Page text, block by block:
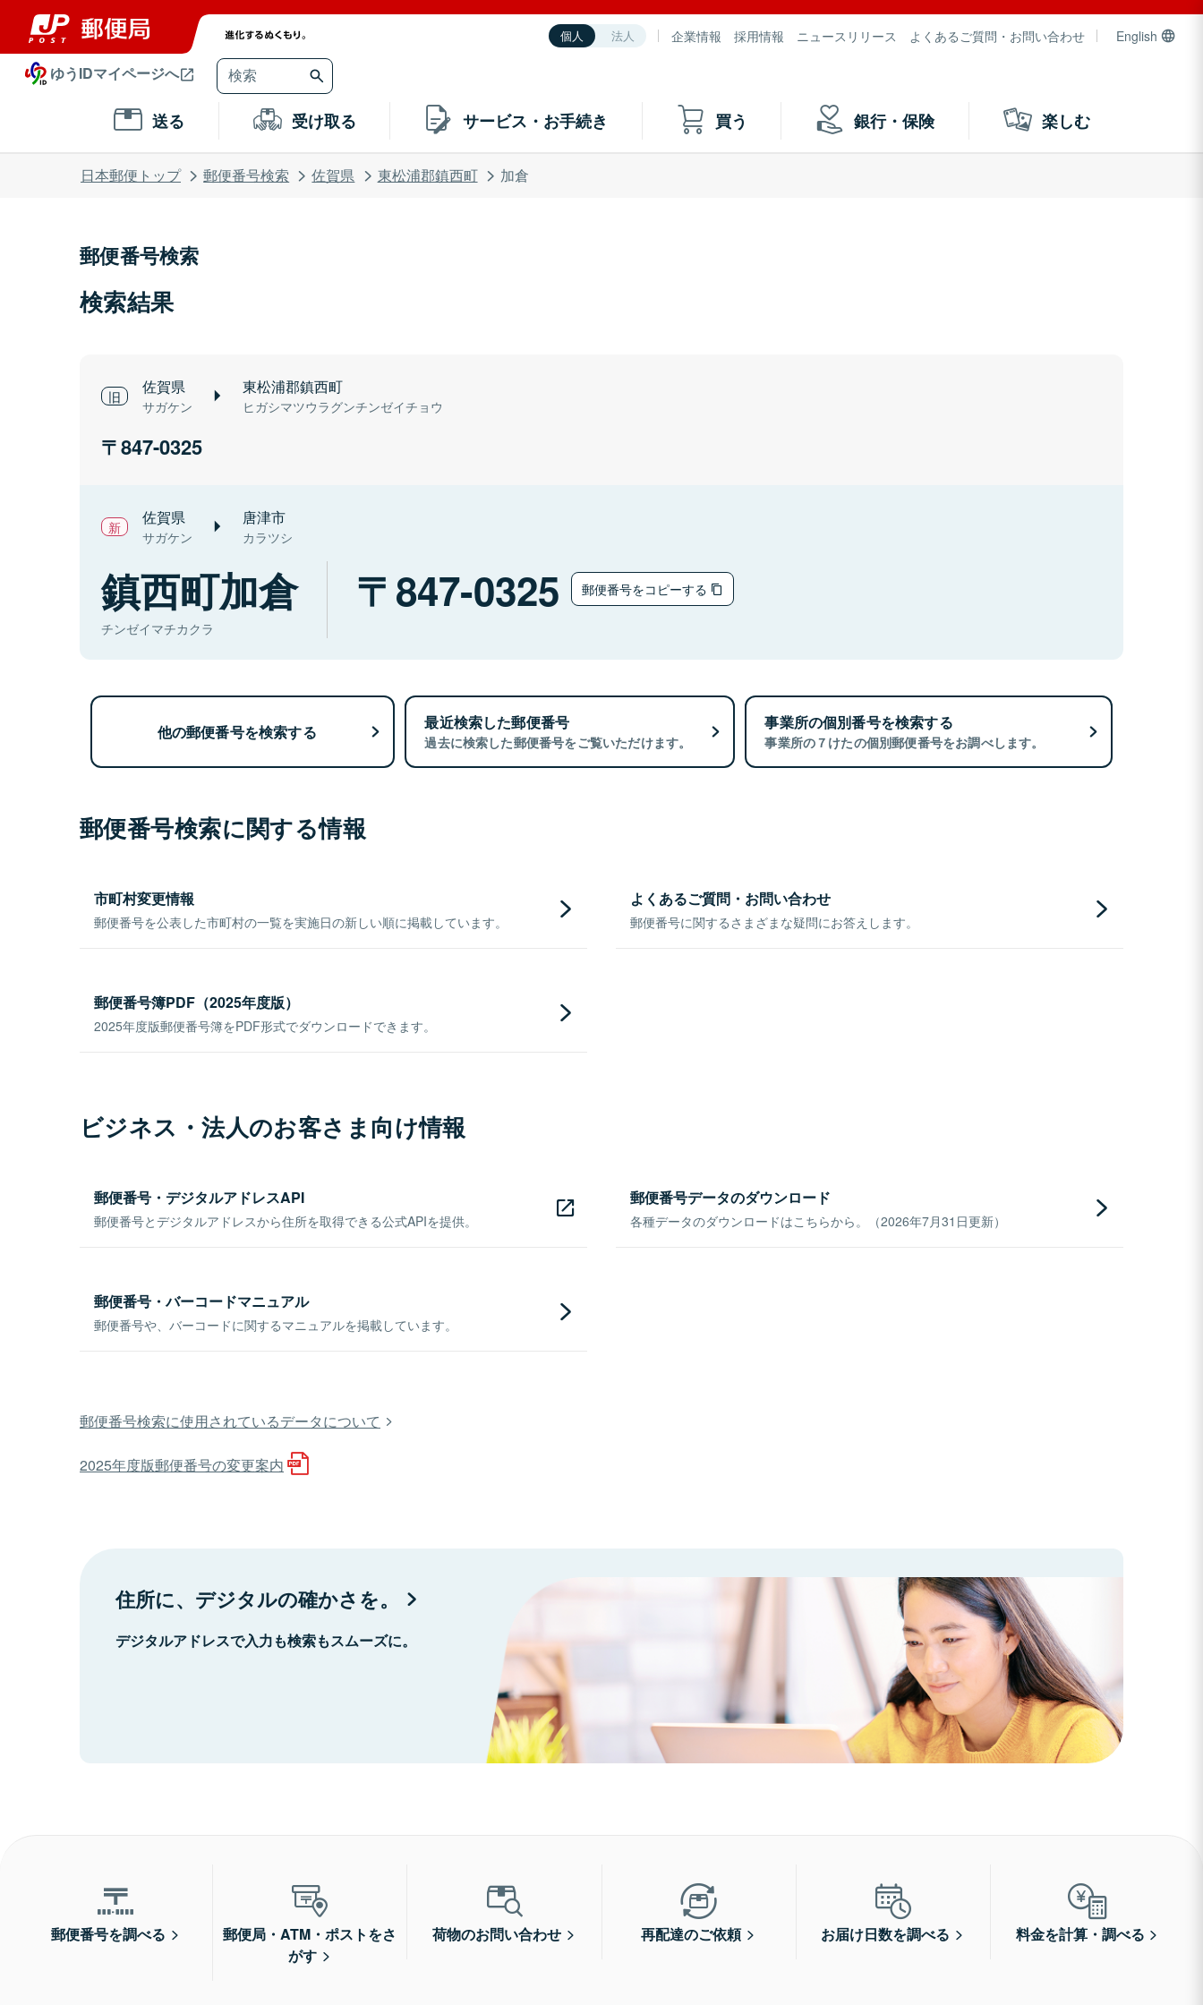
個人 法人 企業情報 採用情報 ニュースリリース よくあるご質問・お問い合わせ English
ゆうIDマイページへ
送る 受け取る サービス・お手続き 買う 銀行・保険 楽しむ
日本郵便トップ 郵便番号検索 佐賀県 東松浦郡鎮西町 加倉
郵便番号検索
検索結果
佐賀県
サガケン
東松浦郡鎮西町
ヒガシマツウラグンチンゼイチョウ
847-0325
佐賀県
サガケン
唐津市
カラツシ
鎮西町加倉
チンゼイマチカクラ
847-0325 郵便番号をコピーする
他の郵便番号を検索する 最近検索した郵便番号
過去に検索した郵便番号をご覧いただけます。
事業所の個別番号を検索する
事業所の７けたの個別郵便番号をお調べします。
郵便番号検索に関する情報
市町村変更情報
郵便番号を公表した市町村の一覧を実施日の新しい順に掲載しています。
よくあるご質問・お問い合わせ
郵便番号に関するさまざまな疑問にお答えします。
郵便番号簿PDF（2025年度版）
2025年度版郵便番号簿をPDF形式でダウンロードできます。
ビジネス・法人のお客さま向け情報
郵便番号・デジタルアドレスAPI
郵便番号とデジタルアドレスから住所を取得できる公式APIを提供。
郵便番号データのダウンロード
各種データのダウンロードはこちらから。（2026年7月31日更新）
郵便番号・バーコードマニュアル
郵便番号や、バーコードに関するマニュアルを掲載しています。
郵便番号検索に使用されているデータについて
2025年度版郵便番号の変更案内
住所に、デジタルの確かさを。
デジタルアドレスで入力も検索もスムーズに。
郵便番号を調べる
郵便局・ATM・ポストをさ
がす
荷物のお問い合わせ 再配達のご依頼 お届け日数を調べる 料金を計算・調べる